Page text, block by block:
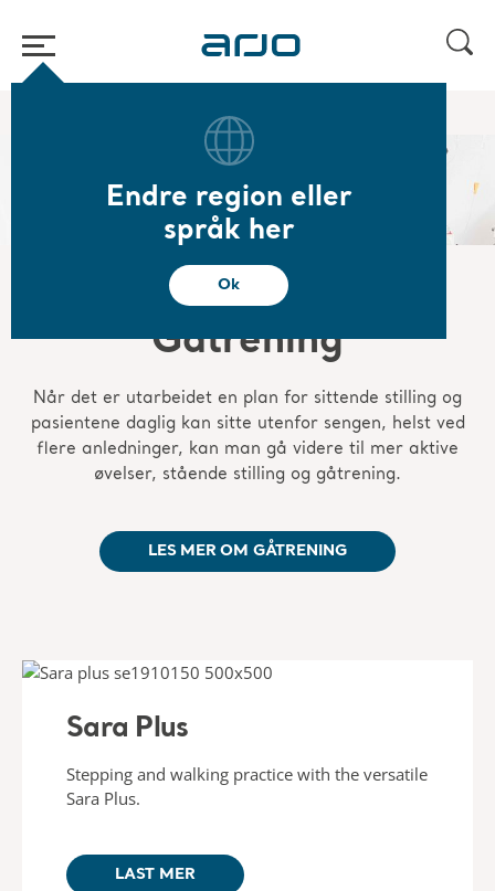
Endre region eller
språk her
Ok
Gåtrening
Gåtrening
Når det er utarbeidet en plan for sittende stilling og
pasientene daglig kan sitte utenfor sengen, helst ved
flere anledninger, kan man gå videre til mer aktive
øvelser, stående stilling og gåtrening.
LES MER OM GÅTRENING
Sara Plus
Stepping and walking practice with the versatile
Sara Plus.
LAST MER